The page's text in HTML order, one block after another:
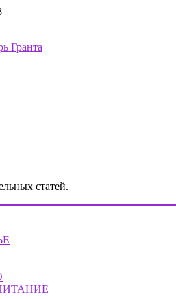
как снять руль
статей.